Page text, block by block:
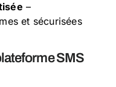
–
et sécurisées
SMS